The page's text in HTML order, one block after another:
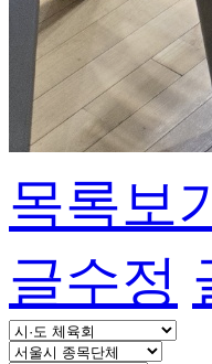
목록보
글수정